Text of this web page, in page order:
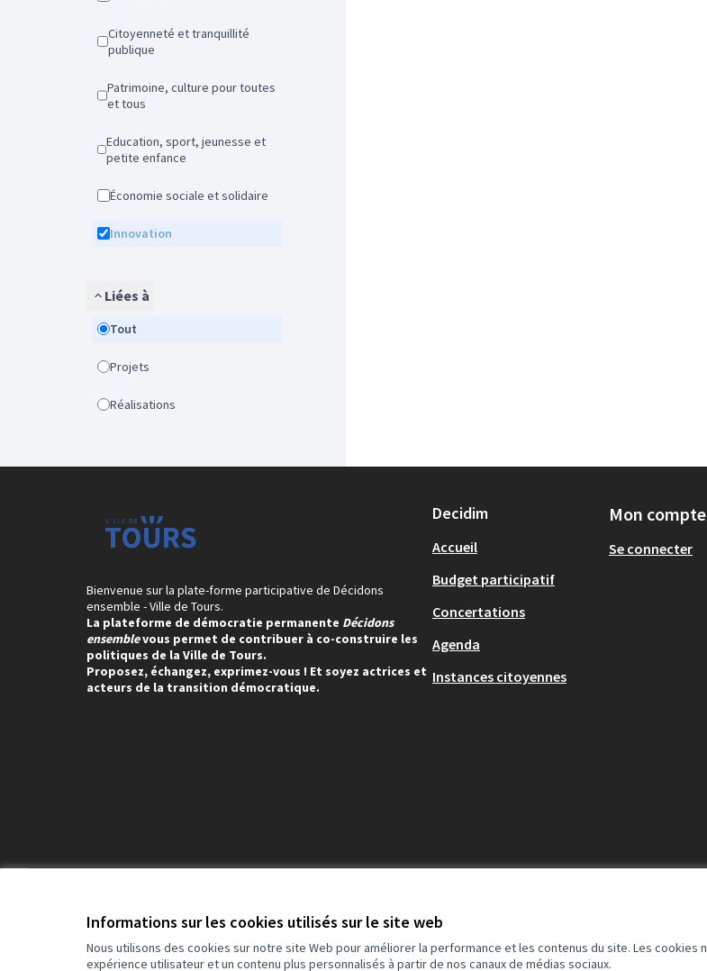
Informations sur les cookies utilisés sur le site web
Nous utilisons des cookies sur notre site Web pour améliorer la performance et les contenus du site. Les cookies
expérience utilisateur et un contenu plus personnalisés à partir de nos canaux de médias sociaux.
Citoyenneté et tranquillité
publique
Patrimoine, culture pour toutes
et tous
Education, sport, jeunesse et
petite enfance
Économie sociale et solidaire
Innovation
Liées à
Tout
Projets
Réalisations
Bienvenue sur la plate-forme participative de Décidons
ensemble - Ville de Tours.
La plateforme de démocratie permanente Décidons
ensemblevous permet de contribuer à co-construire les
politiques de la Ville de Tours.
Proposez, échangez, exprimez-vous ! Et soyez actrices et
acteurs de la transition démocratique.
Decidim
Accueil
Budget participatif
Concertations
Agenda
Instances citoyennes
Mon compte
Se connecter